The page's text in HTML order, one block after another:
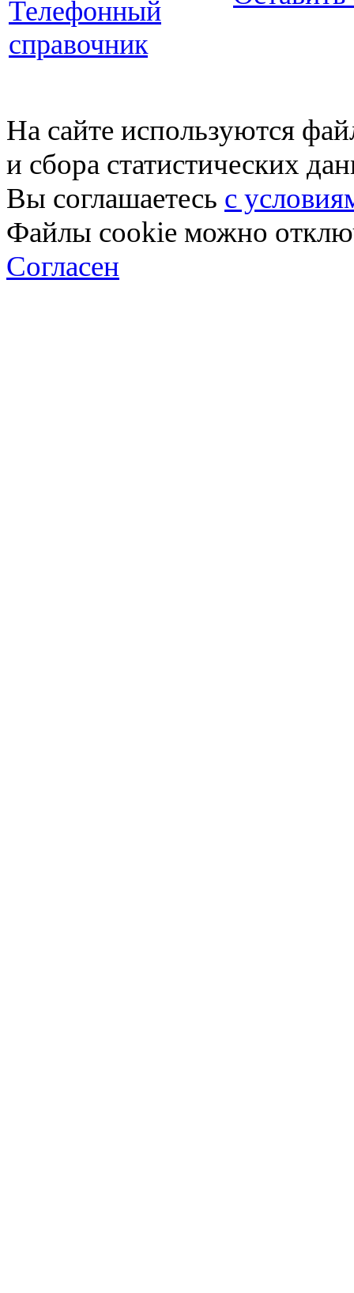
Телефонный
справочник
На сайте используются
и сбора статистических
Вы соглашаетесь с
Файлы cookie можно
Согласен